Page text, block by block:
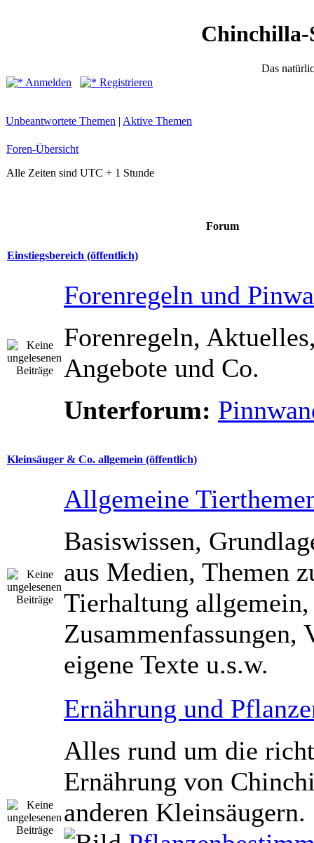
Chinchilla-
Das
Anmelden
Registrieren
Unbeantwortete Themen | Aktive Themen
Foren-Übersicht
Alle Zeiten sind UTC + 1 Stunde
Forum
Einstiegsbereich (öffentlich)
Forenregeln und
Forenregeln,
Angebote und Co.
Unterforum:
Kleinsäuger & Co. allgemein (öffentlich)
Allgemeine
Basiswissen,
aus Medien, Themen
Tierhaltung
Zusammenfassungen,
eigene Texte u.s.w.
Ernährung und
Alles rund um die
Ernährung von
anderen Kleinsäugern.